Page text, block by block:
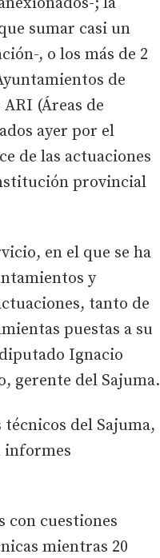
sumar casi un
, o los más de 2
de
(Áreas de
ayer por el
de las actuaciones
provincial
en el que se ha
y
tanto de
puestas a su
Ignacio
gerente del Sajuma.
del Sajuma,
informes
con cuestiones
mientras 20